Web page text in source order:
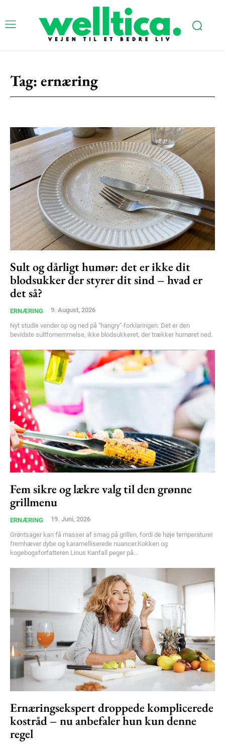
Subscription Plans
Free limited access
Gratis
Tag: ernæring
Sult og dårligt humør: det er ikke dit
blodsukker der styrer dit sind – hvad er
det så?
ERNÆRING 9. August, 2026
Nyt studie vender op og ned på "hangry"-forklaringen: Det er den
bevidste sultfornemmelse, ikke blodsukkeret, der trækker humøret ned.
Fem sikre og lækre valg til den grønne
grillmenu
ERNÆRING 19. Juni, 2026
Grøntsager kan få masser af smag på grillen, fordi de høje temperaturer
fremhæver dybe og karamelliserede nuancer.Kokken og
kogebogsforfatteren Linus Kanfall peger på...
Ernæringsekspert droppede komplicerede
kostråd – nu anbefaler hun kun denne
regel